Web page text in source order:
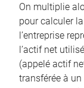
On multiplie
pour calculer
l’entreprise
l’actif net
(appelé actif
transférée à